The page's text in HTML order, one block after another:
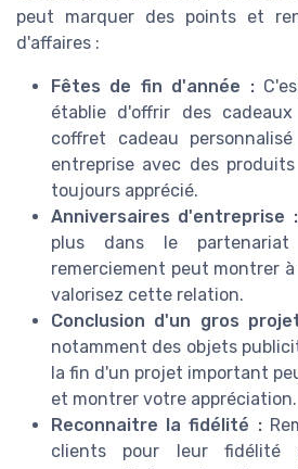
peut marquer des points et
d'affaires :
Fêtes de fin d'année :
établie d'offrir des
coffret cadeau
entreprise avec des
toujours apprécié.
Anniversaires d'entreprise :
plus dans le
remerciement peut montrer
valorisez cette relation.
Conclusion d'un gros
notamment des objets
la fin d'un projet important
et montrer votre appréciation.
Reconnaitre la fidélité :
clients pour leur fidélité